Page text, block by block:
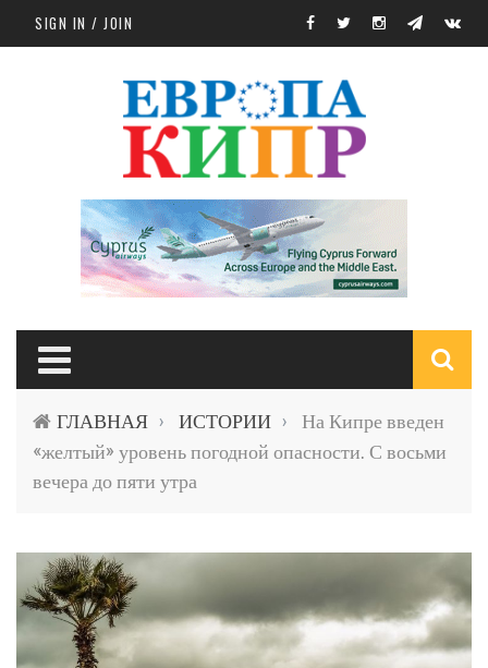
Skip to main content
SIGN IN / JOIN
ГЛАВНАЯ › ИСТОРИИ ›
На Кипре введен
«желтый» уровень погодной опасности. С восьми
вечера до пяти утра